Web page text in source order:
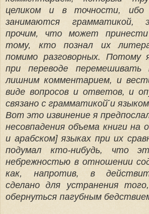
целиком и в точности, ибо
занимаются грамматикой,
прочим, что может принести
тому, кто познал их
помимо разговорных. Потому
при переводе
лишним комментарием, и
виде вопросов и ответов, и
связано с грамматикой̆ и
Вот это извинение я
несовпадения объема книги на
и арабском] языках при их
подумал кто-нибудь, что
небрежностью в отношении
как, напротив, в
сделано для устранения
обернуться пагубным